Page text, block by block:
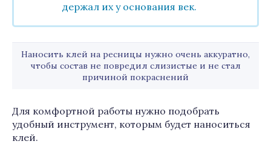
держал их у основания век.
Наносить клей на ресницы нужно очень аккуратно,
чтобы состав не повредил слизистые и не стал
причиной покраснений
Для комфортной работы нужно подобрать
удобный инструмент, которым будет наноситься
клей.